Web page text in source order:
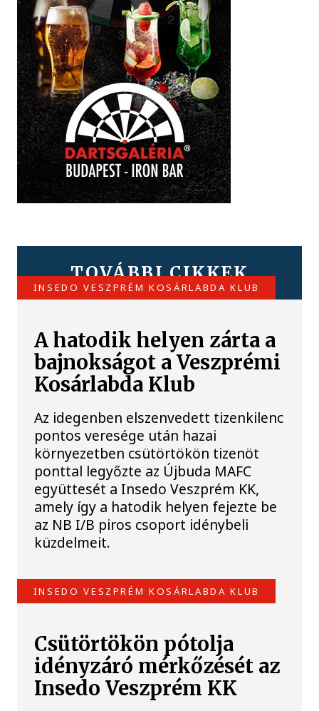
TOVÁBBI CIKKEK
INSEDO VESZPRÉM KOSÁRLABDA KLUB
A hatodik helyen zárta a
bajnokságot a Veszprémi
Kosárlabda Klub
Az idegenben elszenvedett tizenkilenc
pontos veresége után hazai
környezetben csütörtökön tizenöt
ponttal legyőzte az Újbuda MAFC
együttesét a Insedo Veszprém KK,
amely így a hatodik helyen fejezte be
az NB I/B piros csoport idénybeli
küzdelmeit.
INSEDO VESZPRÉM KOSÁRLABDA KLUB
Csütörtökön pótolja
idényzáró mérkőzését az
Insedo Veszprém KK